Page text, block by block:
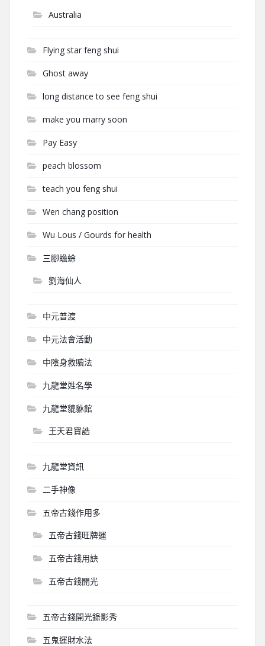
Australia
Flying star feng shui
Ghost away
long distance to see feng shui
make you marry soon
Pay Easy
peach blossom
teach you feng shui
Wen chang position
Wu Lous / Gourds for health
三腳蟾蜍
劉海仙人
中元普渡
中元法會活動
中陰身救贖法
九龍堂姓名學
九龍堂貔貅館
王天君寶誥
九龍堂資訊
二手神像
五帝古錢作用多
五帝古錢旺牌運
五帝古錢用訣
五帝古錢開光
五帝古錢開光錄影秀
五鬼運財水法